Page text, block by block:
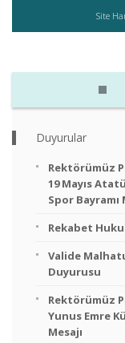
Site
Duyurular
Rektörümüz
19 Mayıs
Spor Bayramı
Rekabet
Valide
Duyurusu
Rektörümüz
Yunus Emre
Mesajı